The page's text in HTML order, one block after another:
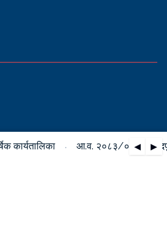
◀ ▶
कार्यतालिका आ.व. २०८३/०८४ को